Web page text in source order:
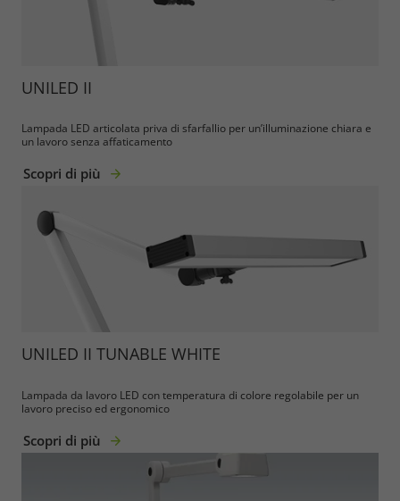
UNILED II
Lampada LED articolata priva di sfarfallio per un’illuminazione chiara e
un lavoro senza affaticamento
Scopri di più
UNILED II TUNABLE WHITE
Lampada da lavoro LED con temperatura di colore regolabile per un
lavoro preciso ed ergonomico
Scopri di più